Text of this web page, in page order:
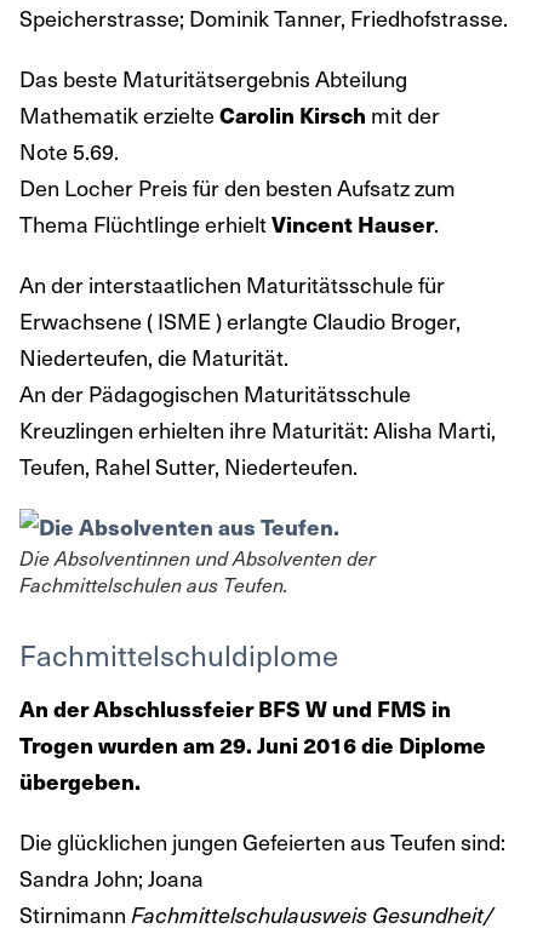
Speicherstrasse; Dominik Tanner, Friedhofstrasse.
Das beste Maturitätsergebnis Abteilung
Mathematik erzielteCarolin Kirsch mit der
Note 5.69.
Den Locher Preis für den besten Aufsatz zum
Thema Flüchtlinge erhieltVincent Hauser.
An der interstaatlichen Maturitätsschule für
Erwachsene ( ISME ) erlangte Claudio Broger,
Niederteufen, die Maturität.
An der Pädagogischen Maturitätsschule
Kreuzlingen erhielten ihre Maturität: Alisha Marti,
Teufen, Rahel Sutter, Niederteufen.
Die Absolventinnen und Absolventen der
Fachmittelschulen aus Teufen.
Fachmittelschuldiplome
An der Abschlussfeier BFS W und FMS in
Trogen wurden am 29. Juni 2016 die Diplome
übergeben.
Die glücklichen jungen Gefeierten aus Teufen sind:
Sandra John; Joana
Stirnimann Fachmittelschulausweis Gesundheit/